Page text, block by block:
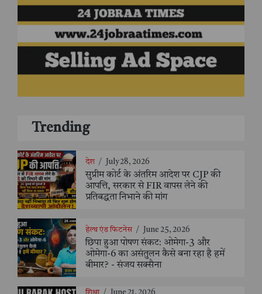
Trending
देश / July 28, 2026
सुप्रीम कोर्ट के अंतरिम आदेश पर CJP की
आपत्ति, सरकार से FIR वापस लेने की
प्रतिबद्धता निभाने की मांग
हेल्थ एंड फिटनेस / June 25, 2026
छिपा हुआ पोषण संकट: ओमेगा-3 और
ओमेगा-6 का असंतुलन कैसे बना रहा है हमें
बीमार? - संजय सक्सैना
शिक्षा / June 21, 2026